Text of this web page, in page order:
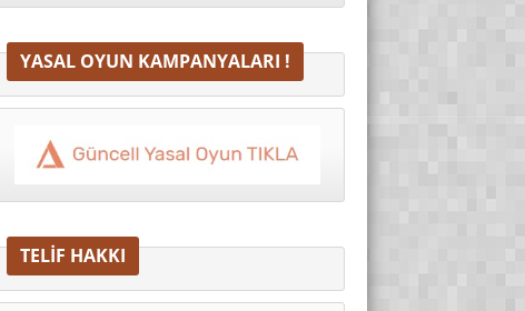
YASAL OYUN KAMPANYALARI !
TELİF HAKKI